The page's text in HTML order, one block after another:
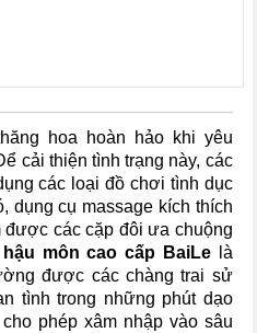
hoa hoàn hảo khi yêu
cải thiện tình trạng này, các
các loại đồ chơi tình dục
dụng cụ massage kích thích
được các cặp đôi ưa chuộng
môn cao cấp BaiLelà
được các chàng trai sử
tình trong những phút dạo
phép xâm nhập vào sâu